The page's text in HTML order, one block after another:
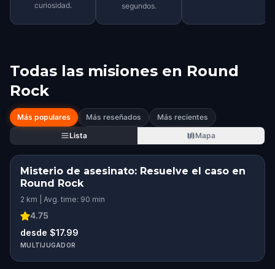
curiosidad.
segundos.
Todas las misiones en Round
Rock
Más populares Más reseñados
Más recientes
Lista
Mapa
Misterio de asesinato: Resuelve el caso en
Round Rock
2 km | Avg. time: 90 min
4.75
desde $17.99
MULTIJUGADOR